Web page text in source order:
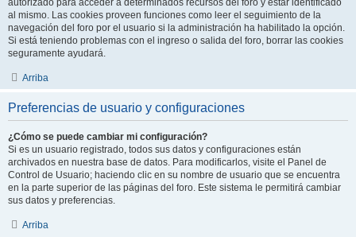
autorizado para acceder a determinados recursos del foro y estar identificado
al mismo. Las cookies proveen funciones como leer el seguimiento de la
navegación del foro por el usuario si la administración ha habilitado la opción.
Si está teniendo problemas con el ingreso o salida del foro, borrar las cookies
seguramente ayudará.
Arriba
Preferencias de usuario y configuraciones
¿Cómo se puede cambiar mi configuración?
Si es un usuario registrado, todos sus datos y configuraciones están
archivados en nuestra base de datos. Para modificarlos, visite el Panel de
Control de Usuario; haciendo clic en su nombre de usuario que se encuentra
en la parte superior de las páginas del foro. Este sistema le permitirá cambiar
sus datos y preferencias.
Arriba